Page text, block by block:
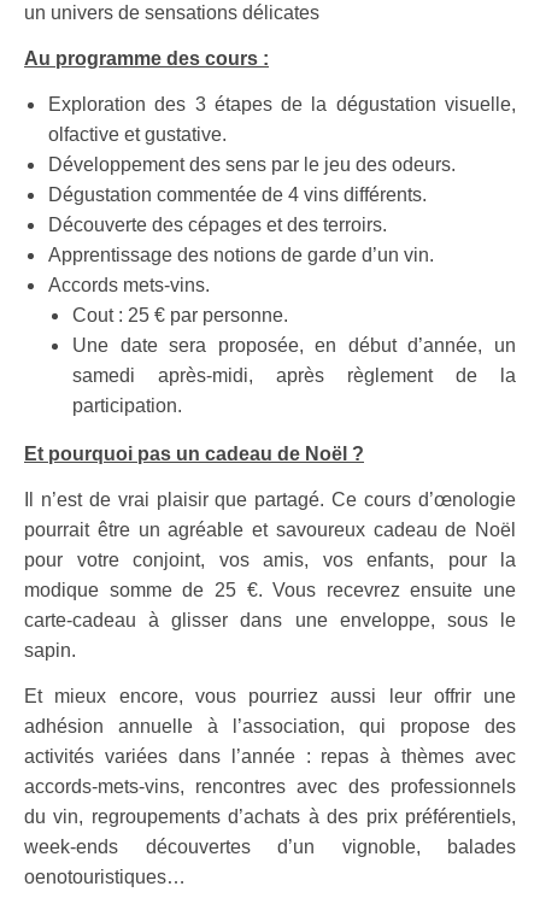
un univers de sensations délicates
Au programme des cours :
Exploration des 3 étapes de la dégustation visuelle,
olfactive et gustative.
Développement des sens par le jeu des odeurs.
Dégustation commentée de 4 vins différents.
Découverte des cépages et des terroirs.
Apprentissage des notions de garde d’un vin.
Accords mets-vins.
Cout : 25 € par personne.
Une date sera proposée, en début d’année, un
samedi après-midi, après règlement de la
participation.
Et pourquoi pas un cadeau de Noël ?
Il n’est de vrai plaisir que partagé. Ce cours d’œnologie
pourrait être un agréable et savoureux cadeau de Noël
pour votre conjoint, vos amis, vos enfants, pour la
modique somme de 25 €. Vous recevrez ensuite une
carte-cadeau à glisser dans une enveloppe, sous le
sapin.
Et mieux encore, vous pourriez aussi leur offrir une
adhésion annuelle à l’association, qui propose des
activités variées dans l’année : repas à thèmes avec
accords-mets-vins, rencontres avec des professionnels
du vin, regroupements d’achats à des prix préférentiels,
week-ends découvertes d’un vignoble, balades
oenotouristiques…